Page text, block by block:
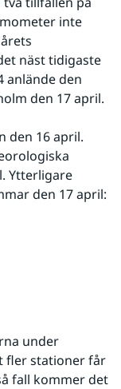
inte
näst tidigaste
anlände den
den 17 april.
den 16 april.
Ytterligare
den 17 april:
under
fler stationer får
fall kommer det